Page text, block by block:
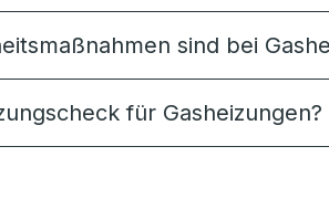
sind bei
für Gasheizungen?